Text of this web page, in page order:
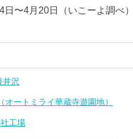
〜4月20日（いこーよ調べ）
井沢
ートミライ華蔵寺遊園地）
工場